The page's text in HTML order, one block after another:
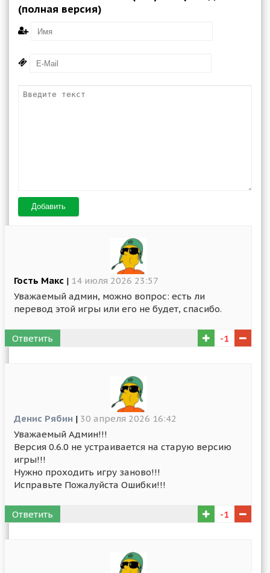
(полная версия)
Добавить
Гость Макс | 14 июля 2026 23:57
Уважаемый админ, можно вопрос: есть ли
перевод этой игры или его не будет, спасибо.
Ответить -1
Денис Рябин | 30 апреля 2026 16:42
Уважаемый Админ!!!
Версия 0.6.0 не устраивается на старую версию
игры!!!
Нужно проходить игру заново!!!
Исправьте Пожалуйста Ошибки!!!
Ответить -1